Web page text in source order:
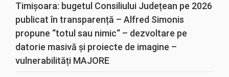
Timișoara: bugetul Consiliului Județean pe 2026
publicat în transparență – Alfred Simonis
propune “totul sau nimic“ – dezvoltare pe
datorie masivă și proiecte de imagine –
vulnerabilități MAJORE